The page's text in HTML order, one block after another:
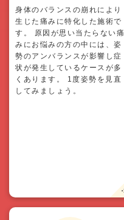
身体のバランスの崩れにより
生じた痛みに特化した施術で
す。 原因が思い当たらない痛
みにお悩みの方の中には、姿
勢のアンバランスが影響し症
状が発生しているケースが多
くあります。 1度姿勢を見直
してみましょう。